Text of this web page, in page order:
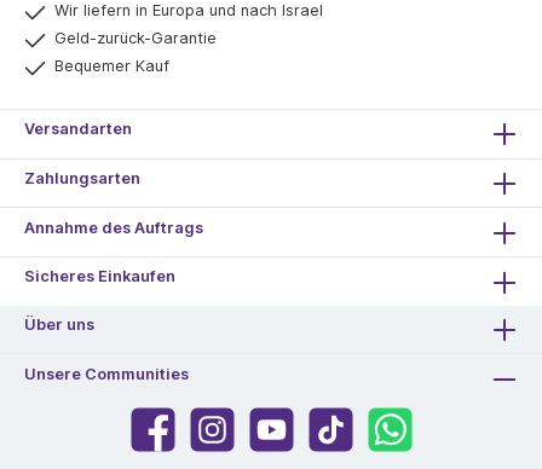
Wir liefern in Europa und nach Israel
Geld-zurück-Garantie
Bequemer Kauf
Versandarten
Zahlungsarten
Annahme des Auftrags
Sicheres Einkaufen
Über uns
Unsere Communities